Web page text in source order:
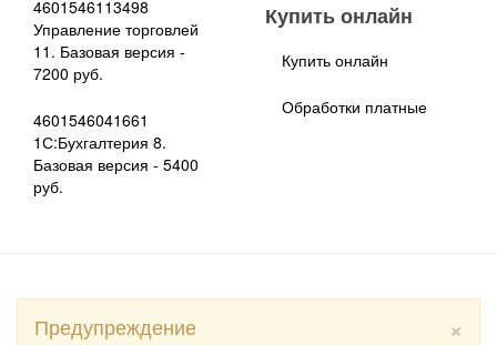
4601546113498
Управление торговлей
11. Базовая версия -
7200 руб.
4601546041661
1С:Бухгалтерия 8.
Базовая версия - 5400
руб.
Купить онлайн
Купить онлайн
Обработки платные
×
Предупреждение